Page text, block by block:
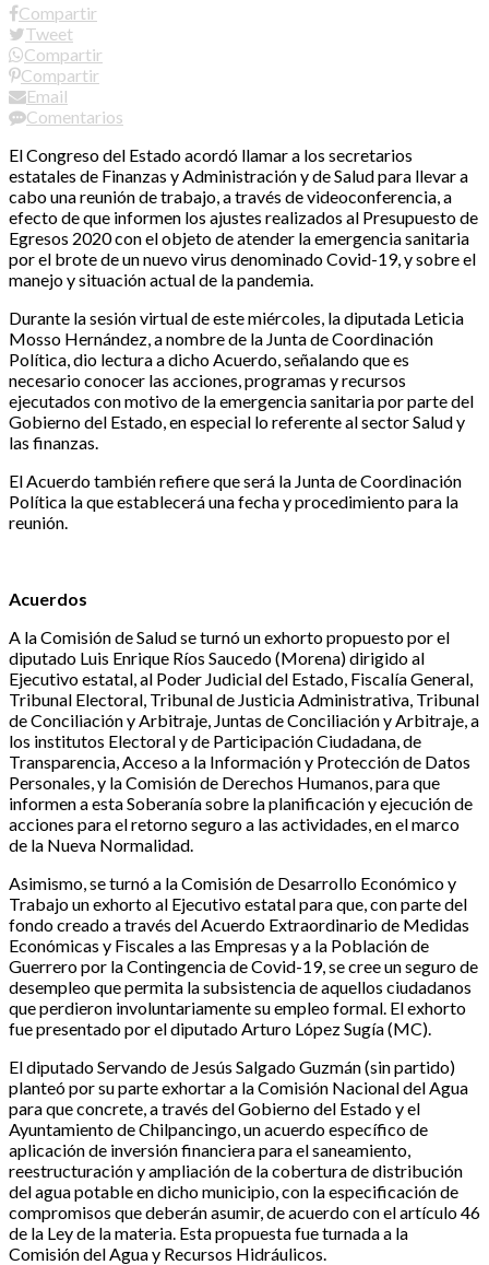
Compartir
Tweet
Compartir
Compartir
Email
Comentarios
El Congreso del Estado acordó llamar a los secretarios
estatales de Finanzas y Administración y de Salud para llevar a
cabo una reunión de trabajo, a través de videoconferencia, a
efecto de que informen los ajustes realizados al Presupuesto de
Egresos 2020 con el objeto de atender la emergencia sanitaria
por el brote de un nuevo virus denominado Covid-19, y sobre el
manejo y situación actual de la pandemia.
Durante la sesión virtual de este miércoles, la diputada Leticia
Mosso Hernández, a nombre de la Junta de Coordinación
Política, dio lectura a dicho Acuerdo, señalando que es
necesario conocer las acciones, programas y recursos
ejecutados con motivo de la emergencia sanitaria por parte del
Gobierno del Estado, en especial lo referente al sector Salud y
las finanzas.
El Acuerdo también refiere que será la Junta de Coordinación
Política la que establecerá una fecha y procedimiento para la
reunión.
Acuerdos
A la Comisión de Salud se turnó un exhorto propuesto por el
diputado Luis Enrique Ríos Saucedo (Morena) dirigido al
Ejecutivo estatal, al Poder Judicial del Estado, Fiscalía General,
Tribunal Electoral, Tribunal de Justicia Administrativa, Tribunal
de Conciliación y Arbitraje, Juntas de Conciliación y Arbitraje, a
los institutos Electoral y de Participación Ciudadana, de
Transparencia, Acceso a la Información y Protección de Datos
Personales, y la Comisión de Derechos Humanos, para que
informen a esta Soberanía sobre la planificación y ejecución de
acciones para el retorno seguro a las actividades, en el marco
de la Nueva Normalidad.
Asimismo, se turnó a la Comisión de Desarrollo Económico y
Trabajo un exhorto al Ejecutivo estatal para que, con parte del
fondo creado a través del Acuerdo Extraordinario de Medidas
Económicas y Fiscales a las Empresas y a la Población de
Guerrero por la Contingencia de Covid-19, se cree un seguro de
desempleo que permita la subsistencia de aquellos ciudadanos
que perdieron involuntariamente su empleo formal. El exhorto
fue presentado por el diputado Arturo López Sugía (MC).
El diputado Servando de Jesús Salgado Guzmán (sin partido)
planteó por su parte exhortar a la Comisión Nacional del Agua
para que concrete, a través del Gobierno del Estado y el
Ayuntamiento de Chilpancingo, un acuerdo específico de
aplicación de inversión financiera para el saneamiento,
reestructuración y ampliación de la cobertura de distribución
del agua potable en dicho municipio, con la especificación de
compromisos que deberán asumir, de acuerdo con el artículo 46
de la Ley de la materia. Esta propuesta fue turnada a la
Comisión del Agua y Recursos Hidráulicos.